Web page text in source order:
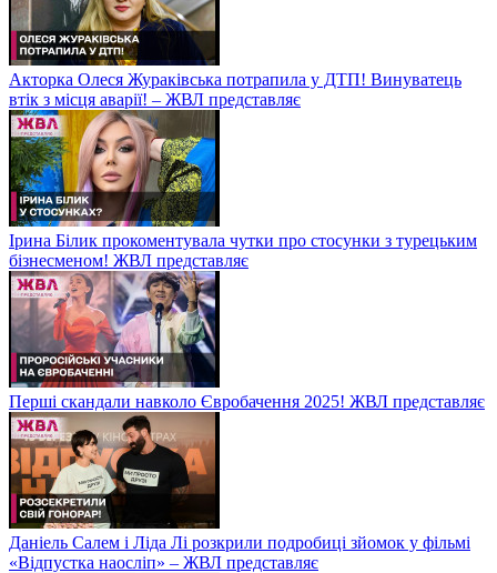
Акторка Олеся Жураківська потрапила у ДТП! Винуватець
втік з місця аварії! – ЖВЛ представляє
Ірина Білик прокоментувала чутки про стосунки з турецьким
бізнесменом! ЖВЛ представляє
Перші скандали навколо Євробачення 2025! ЖВЛ представляє
Даніель Салем і Ліда Лі розкрили подробиці зйомок у фільмі
«Відпустка наосліп» – ЖВЛ представляє